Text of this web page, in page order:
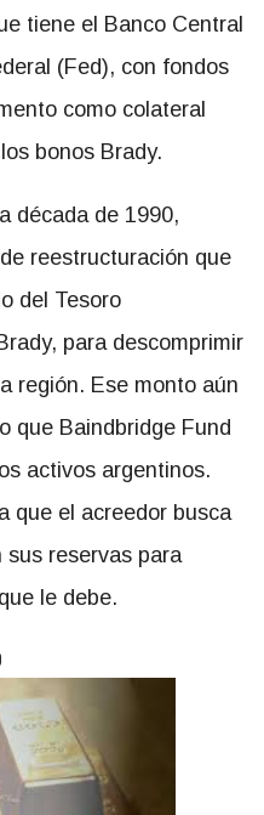
tiene el Banco Central
(Fed), con fondos
como colateral
bonos Brady.
década de 1990,
reestructuración que
del Tesoro
para descomprimir
región. Ese monto aún
que Baindbridge Fund
activos argentinos.
que el acreedor busca
reservas para
le debe.